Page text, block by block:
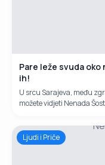
Pare leže svuda
ih!
U srcu Sarajeva, među
možete vidjeti Nenada
ne blijedi, iako život nije
koji nema konkurenciju u
Ljudi i Priče